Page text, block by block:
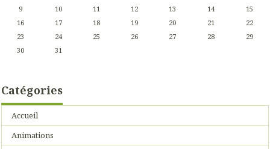
9
10 11 12 13 14
15
16
17 18 19 20 21
22
23
24 25 26 27 28
29
30
31
Catégories
Accueil
Animations